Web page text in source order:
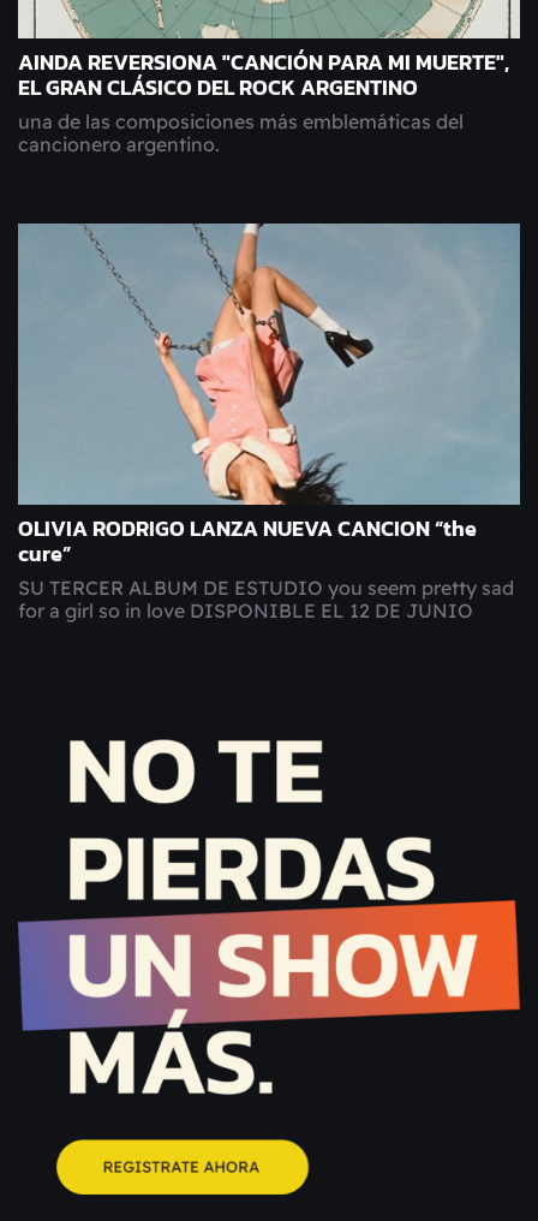
AINDA REVERSIONA "CANCIÓN PARA MI MUERTE",
EL GRAN CLÁSICO DEL ROCK ARGENTINO
una de las composiciones más emblemáticas del
cancionero argentino.
OLIVIA RODRIGO LANZA NUEVA CANCION “the
cure”
SU TERCER ALBUM DE ESTUDIO you seem pretty sad
for a girl so in love DISPONIBLE EL 12 DE JUNIO